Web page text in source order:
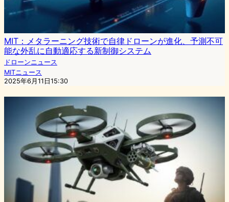
MIT：メタラーニング技術で自律ドローンが進化、予測不可
能な外乱に自動適応する新制御システム
ドローンニュース
MITニュース
2025年6月11日15:30